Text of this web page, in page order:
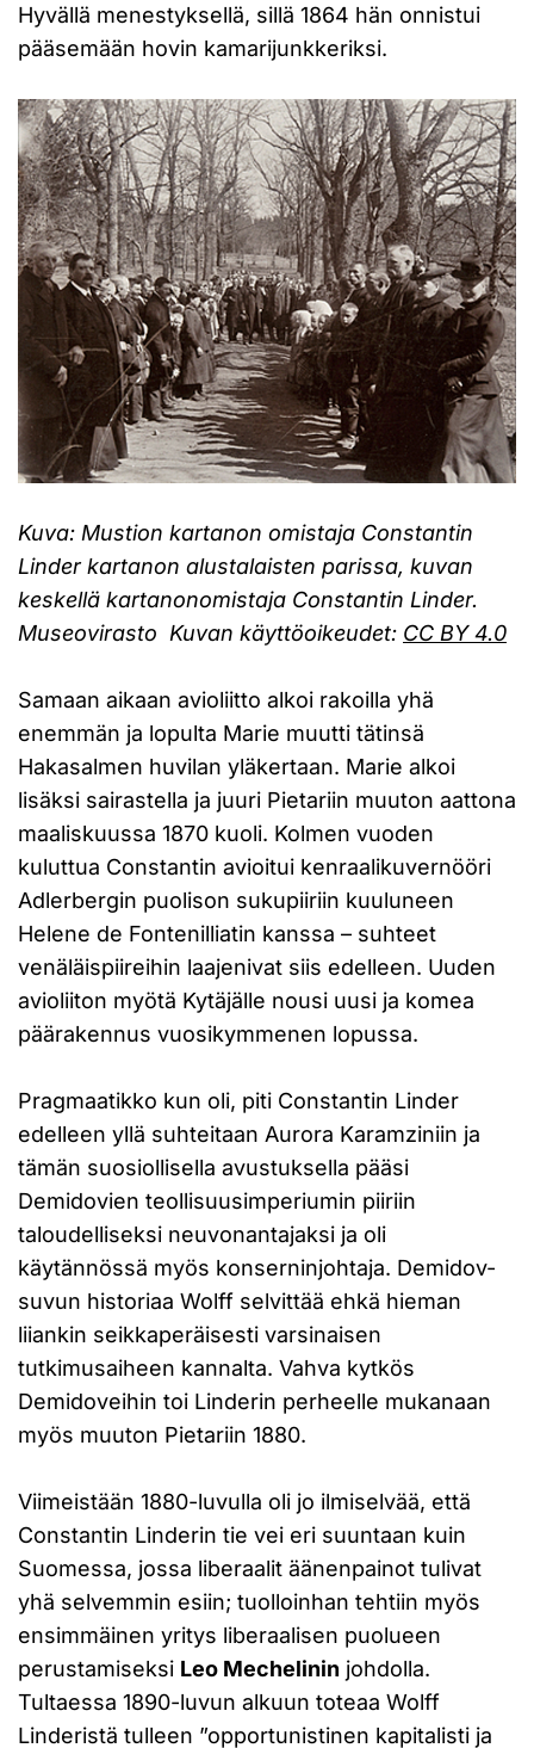
Hyvällä menestyksellä, sillä 1864 hän onnistui
pääsemään hovin kamarijunkkeriksi.
Kuva: Mustion kartanon omistaja Constantin
Linder kartanon alustalaisten parissa, kuvan
keskellä kartanonomistaja Constantin Linder.
Museovirasto Kuvan käyttöoikeudet: CC BY 4.0
Samaan aikaan avioliitto alkoi rakoilla yhä
enemmän ja lopulta Marie muutti tätinsä
Hakasalmen huvilan yläkertaan. Marie alkoi
lisäksi sairastella ja juuri Pietariin muuton aattona
maaliskuussa 1870 kuoli. Kolmen vuoden
kuluttua Constantin avioitui kenraalikuvernööri
Adlerbergin puolison sukupiiriin kuuluneen
Helene de Fontenilliatin kanssa – suhteet
venäläispiireihin laajenivat siis edelleen. Uuden
avioliiton myötä Kytäjälle nousi uusi ja komea
päärakennus vuosikymmenen lopussa.
Pragmaatikko kun oli, piti Constantin Linder
edelleen yllä suhteitaan Aurora Karamziniin ja
tämän suosiollisella avustuksella pääsi
Demidovien teollisuusimperiumin piiriin
taloudelliseksi neuvonantajaksi ja oli
käytännössä myös konserninjohtaja. Demidov-
suvun historiaa Wolff selvittää ehkä hieman
liiankin seikkaperäisesti varsinaisen
tutkimusaiheen kannalta. Vahva kytkös
Demidoveihin toi Linderin perheelle mukanaan
myös muuton Pietariin 1880.
Viimeistään 1880-luvulla oli jo ilmiselvää, että
Constantin Linderin tie vei eri suuntaan kuin
Suomessa, jossa liberaalit äänenpainot tulivat
yhä selvemmin esiin; tuolloinhan tehtiin myös
ensimmäinen yritys liberaalisen puolueen
perustamiseksi Leo Mechelinin johdolla.
Tultaessa 1890-luvun alkuun toteaa Wolff
Linderistä tulleen ”opportunistinen kapitalisti ja